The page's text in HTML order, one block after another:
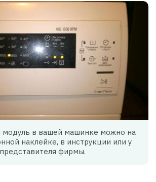
модуль в вашей машинке можно на
наклейке, в инструкции или у
представителя фирмы.